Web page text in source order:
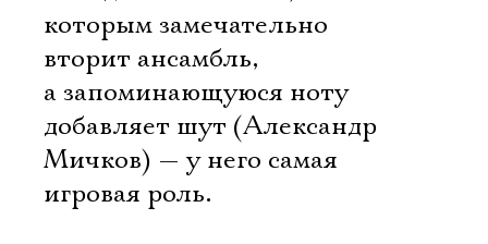
которым замечательно
вторит ансамбль,
а запоминающуюся ноту
добавляет шут (Александр
Мичков) — у него самая
игровая роль.